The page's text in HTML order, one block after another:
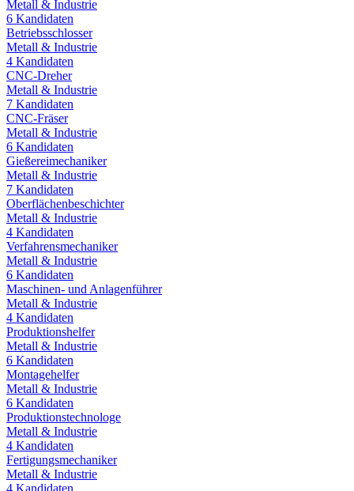
Metall & Industrie
6 Kandidaten
Betriebsschlosser
Metall & Industrie
4 Kandidaten
CNC-Dreher
Metall & Industrie
7 Kandidaten
CNC-Fräser
Metall & Industrie
6 Kandidaten
Gießereimechaniker
Metall & Industrie
7 Kandidaten
Oberflächenbeschichter
Metall & Industrie
4 Kandidaten
Verfahrensmechaniker
Metall & Industrie
6 Kandidaten
Maschinen- und Anlagenführer
Metall & Industrie
4 Kandidaten
Produktionshelfer
Metall & Industrie
6 Kandidaten
Montagehelfer
Metall & Industrie
6 Kandidaten
Produktionstechnologe
Metall & Industrie
4 Kandidaten
Fertigungsmechaniker
Metall & Industrie
4 Kandidaten